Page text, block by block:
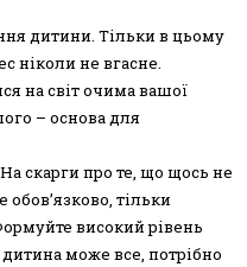
дитини. Тільки в цьому
ніколи не вгасне.
на світ очима вашої
– основа для
скарги про те, що щось не
тільки
високий рівень
може все, потрібно